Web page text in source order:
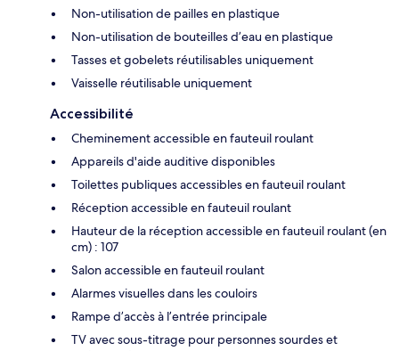
Non-utilisation de pailles en plastique
Non-utilisation de bouteilles d’eau en plastique
Tasses et gobelets réutilisables uniquement
Vaisselle réutilisable uniquement
Accessibilité
Cheminement accessible en fauteuil roulant
Appareils d'aide auditive disponibles
Toilettes publiques accessibles en fauteuil roulant
Réception accessible en fauteuil roulant
Hauteur de la réception accessible en fauteuil roulant (en
cm) : 107
Salon accessible en fauteuil roulant
Alarmes visuelles dans les couloirs
Rampe d’accès à l’entrée principale
TV avec sous-titrage pour personnes sourdes et